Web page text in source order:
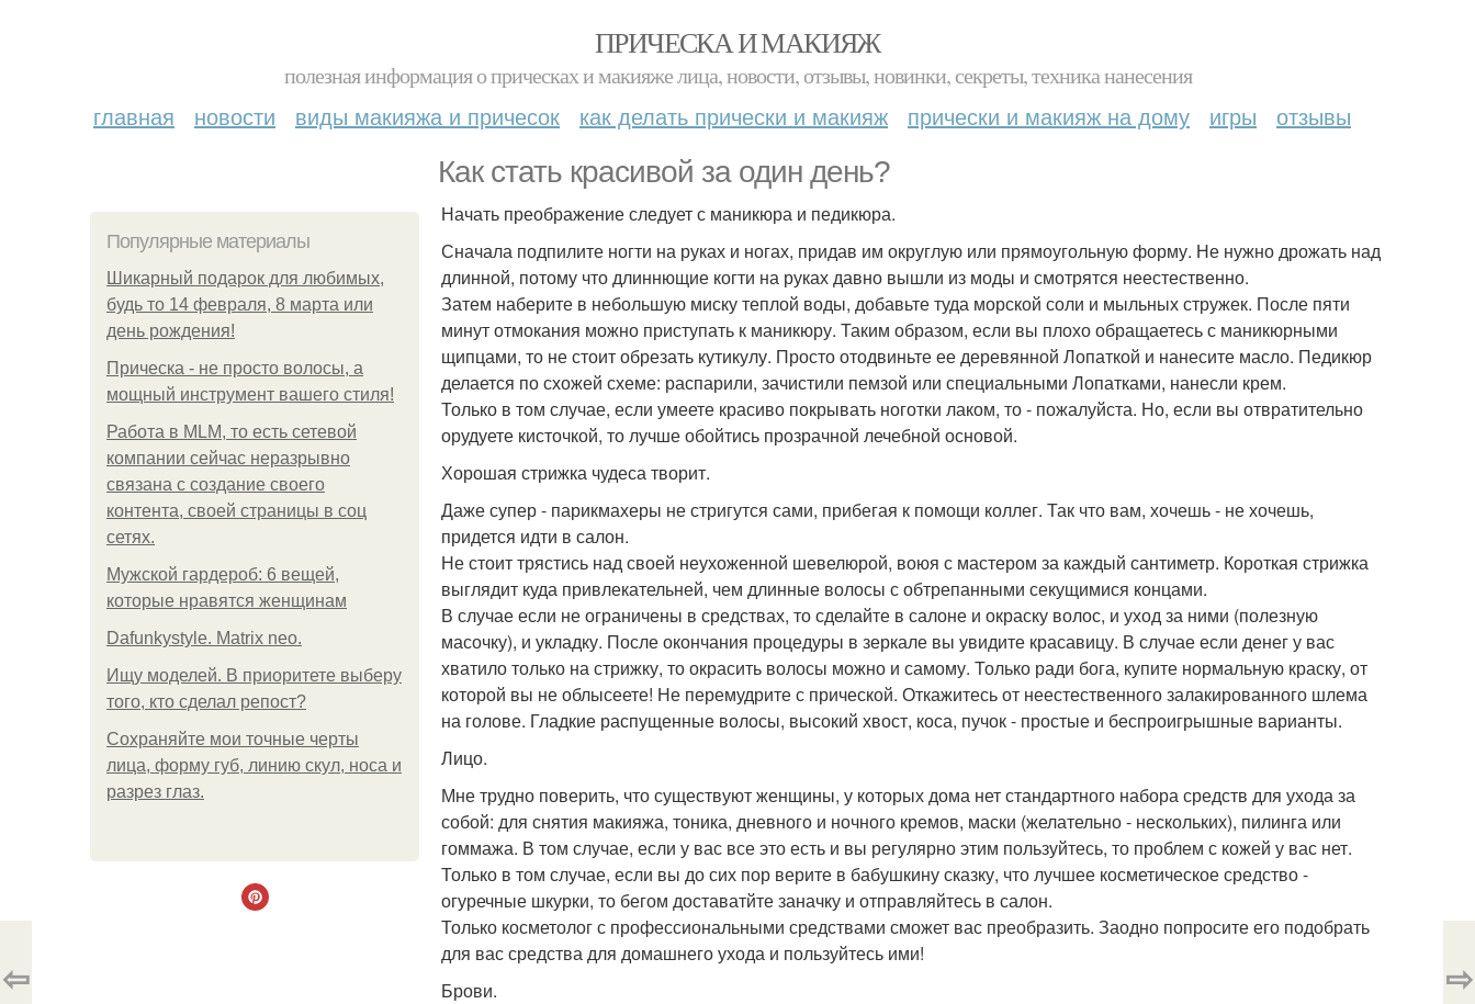
ПРИЧЕСКА И МАКИЯЖ
полезная информация о прическах и макияже лица, новости, отзывы, новинки, секреты, техника нанесения
главная новости виды макияжа и причесок как делать прически и макияж прически и макияж на дому игры отзывы
Как стать красивой за один день?
Популярные материалы
Шикарный подарок для любимых,
будь то 14 февраля, 8 марта или
день рождения!
Прическа - не просто волосы, а
мощный инструмент вашего стиля!
Работа в MLM, то есть сетевой
компании сейчас неразрывно
связана с создание своего
контента, своей страницы в соц
сетях.
Мужской гардероб: 6 вещей,
которые нравятся женщинам
Dafunkystyle. Matrix neo.
Ищу моделей. В приоритете выберу
того, кто сделал репост?
Сохраняйте мои точные черты
лица, форму губ, линию скул, носа и
разрез глаз.
Начать преображение следует с маникюра и педикюра.
Сначала подпилите ногти на руках и ногах, придав им округлую или прямоугольную форму. Не нужно дрожать над
длинной, потому что длиннющие когти на руках давно вышли из моды и смотрятся неестественно.
Затем наберите в небольшую миску теплой воды, добавьте туда морской соли и мыльных стружек. После пяти
минут отмокания можно приступать к маникюру. Таким образом, если вы плохо обращаетесь с маникюрными
щипцами, то не стоит обрезать кутикулу. Просто отодвиньте ее деревянной Лопаткой и нанесите масло. Педикюр
делается по схожей схеме: распарили, зачистили пемзой или специальными Лопатками, нанесли крем.
Только в том случае, если умеете красиво покрывать ноготки лаком, то - пожалуйста. Но, если вы отвратительно
орудуете кисточкой, то лучше обойтись прозрачной лечебной основой.
Хорошая стрижка чудеса творит.
Даже супер - парикмахеры не стригутся сами, прибегая к помощи коллег. Так что вам, хочешь - не хочешь,
придется идти в салон.
Не стоит трястись над своей неухоженной шевелюрой, воюя с мастером за каждый сантиметр. Короткая стрижка
выглядит куда привлекательней, чем длинные волосы с обтрепанными секущимися концами.
В случае если не ограничены в средствах, то сделайте в салоне и окраску волос, и уход за ними (полезную
масочку), и укладку. После окончания процедуры в зеркале вы увидите красавицу. В случае если денег у вас
хватило только на стрижку, то окрасить волосы можно и самому. Только ради бога, купите нормальную краску, от
которой вы не облысеете! Не перемудрите с прической. Откажитесь от неестественного залакированного шлема
на голове. Гладкие распущенные волосы, высокий хвост, коса, пучок - простые и беспроигрышные варианты.
Лицо.
Мне трудно поверить, что существуют женщины, у которых дома нет стандартного набора средств для ухода за
собой: для снятия макияжа, тоника, дневного и ночного кремов, маски (желательно - нескольких), пилинга или
гоммажа. В том случае, если у вас все это есть и вы регулярно этим пользуйтесь, то проблем с кожей у вас нет.
Только в том случае, если вы до сих пор верите в бабушкину сказку, что лучшее косметическое средство -
огуречные шкурки, то бегом доставатйте заначку и отправляйтесь в салон.
Только косметолог с профессиональными средствами сможет вас преобразить. Заодно попросите его подобрать
для вас средства для домашнего ухода и пользуйтесь ими!
Брови.
⇦ ⇨